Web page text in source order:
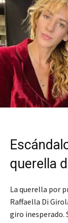
querella
La querella por
Raffaella Di
giro inesperado.